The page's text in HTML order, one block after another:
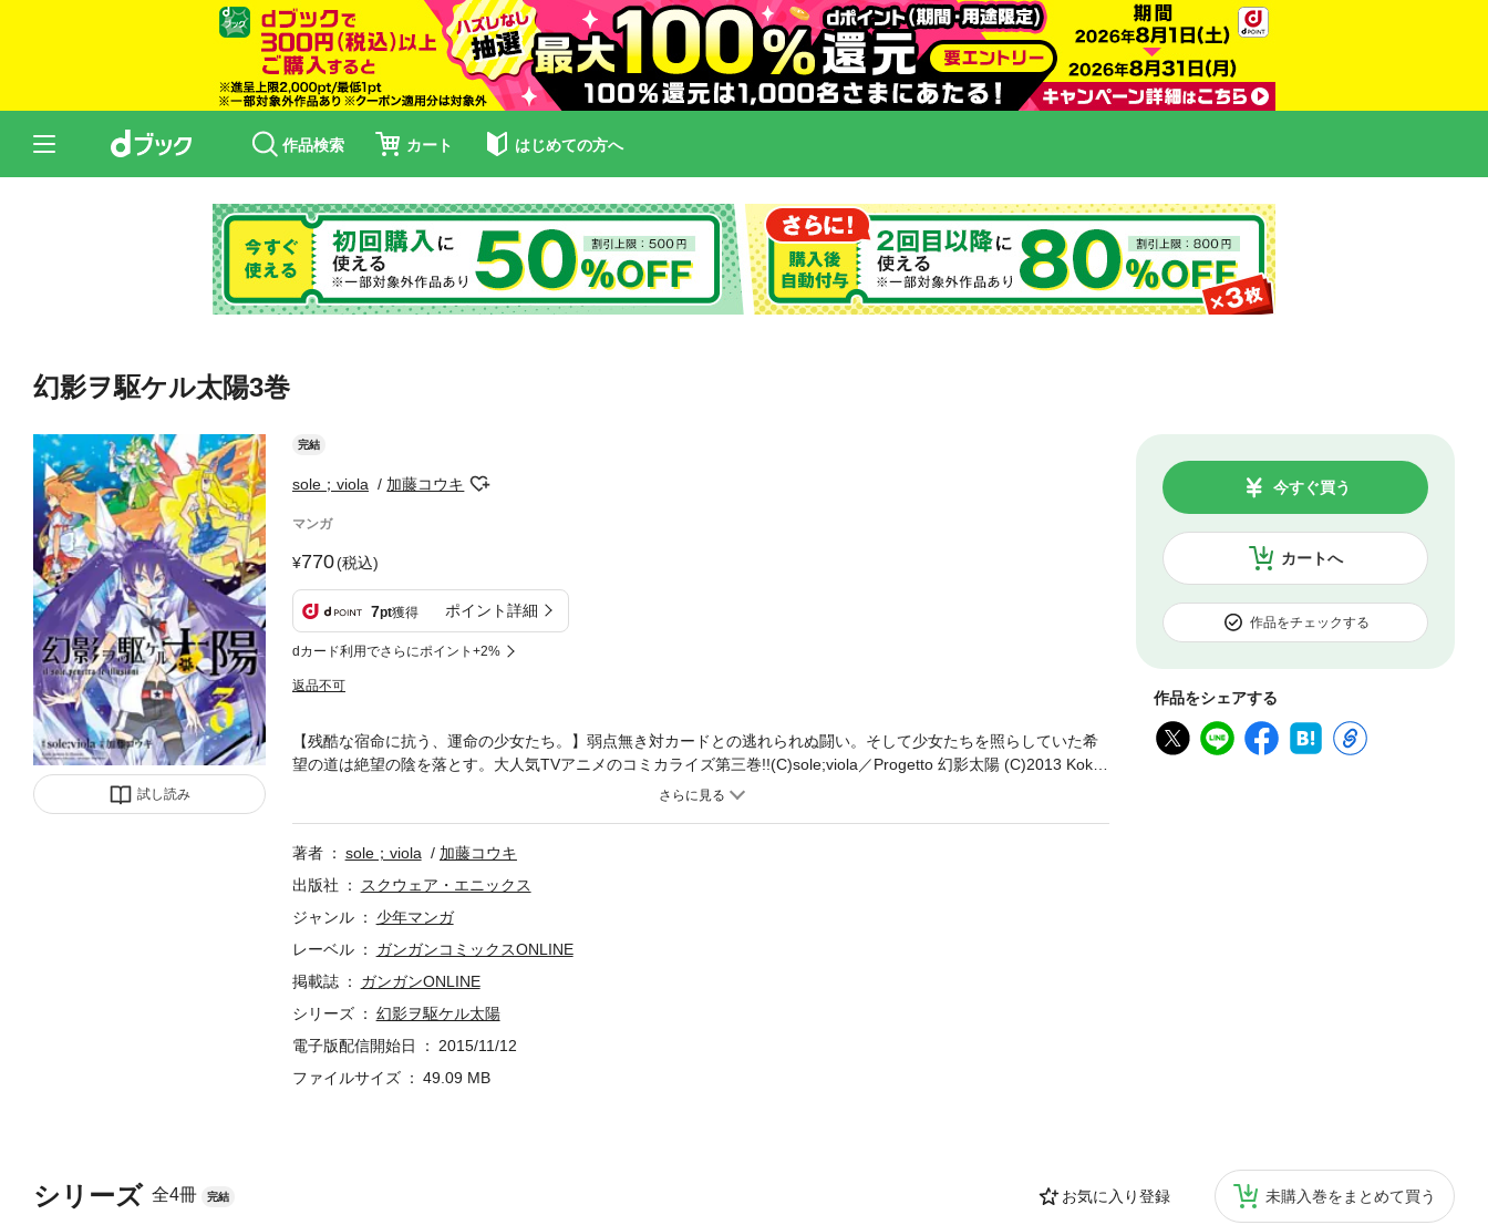
作品検索 カート はじめての方へ
幻影ヲ駆ケル太陽3巻
試し読み
完結
sole；viola 加藤コウキ
マンガ
770(税込)
7pt獲得 ポイント詳細
dカード利用でさらにポイント+2%
返品不可
カートへ
今すぐ買う
作品をチェックする
作品をシェアする
シリーズ 全4冊 完結 お気に入り登録 未購入巻をまとめて買う
【残酷な宿命に抗う、運命の少女たち。】弱点無き対カードとの逃れられぬ闘い。そして少女たちを照らしていた希
望の道は絶望の陰を落とす。大人気TVアニメのコミカライズ第三巻!!(C)sole;viola／Progetto 幻影太陽 (C)2013 Koki
著者 sole；viola
加藤コウキ
出版社
スクウェア・エニックス
ジャンル
少年マンガ
レーベル
ガンガンコミックスONLINE
掲載誌
ガンガンONLINE
シリーズ
幻影ヲ駆ケル太陽
電子版配信開始日
2015/11/12
ファイルサイズ
49.09 MB